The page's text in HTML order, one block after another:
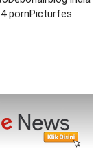
pornPicturfes